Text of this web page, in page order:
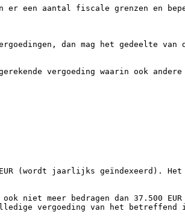
er een aantal fiscale grenzen en
dan mag het gedeelte van
vergoeding waarin ook
(wordt jaarlijks geïndexeerd).
niet meer bedragen dan 37.500
vergoeding van het betreffend